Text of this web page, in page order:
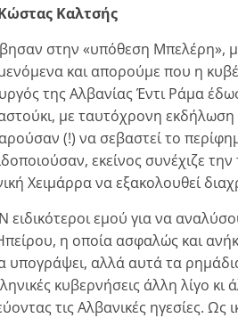
Καλτσής
στην «υπόθεση Μπελέρη»,
και απορούμε που η
της Αλβανίας Έντι Ράμα
με ταυτόχρονη
(!) να σεβαστεί το
εκείνος συνέχιζε
Χειμάρρα να εξακολουθεί
εμού για να
η οποία ασφαλώς και
υπογράψει, αλλά αυτά τα
κυβερνήσεις άλλη λίγο
τις Αλβανικές ηγεσίες.